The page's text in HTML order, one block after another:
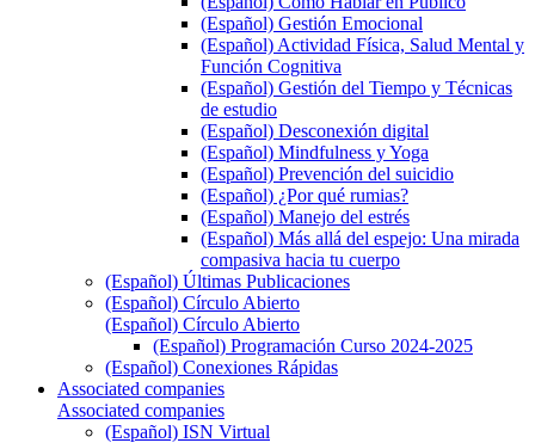
(Español) Gestión Emocional
(Español) Actividad Física, Salud Mental y
Función Cognitiva
(Español) Gestión del Tiempo y Técnicas
de estudio
(Español) Desconexión digital
(Español) Mindfulness y Yoga
(Español) Prevención del suicidio
(Español) ¿Por qué rumias?
(Español) Manejo del estrés
(Español) Más allá del espejo: Una mirada
compasiva hacia tu cuerpo
(Español) Últimas Publicaciones
(Español) Círculo Abierto
(Español) Círculo Abierto
(Español) Programación Curso 2024-2025
(Español) Conexiones Rápidas
Associated companies
Associated companies
(Español) ISN Virtual